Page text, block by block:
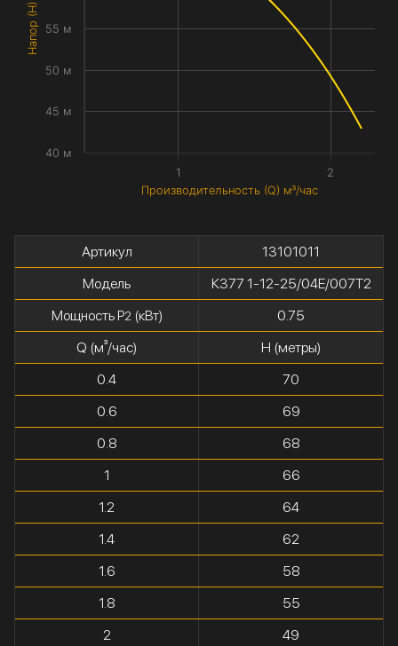
Производительность (Q) м³/час
1 2
40 м
45 м
50 м
55 м
Артикул
13101011
Модель
К377 1-12-25/04Е/007Т2
Мощность P2(кВт)
0.75
Q (м³/час)
H (метры)
0.4
70
0.6
69
0.8
68
1
66
1.2
64
1.4
62
1.6
58
1.8
55
2
49